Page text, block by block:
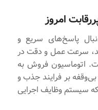
امروز
پاسخ‌های سریع و
سرعت عمل و دقت در
اتوماسیون فروش به
بر فرایند جذب و
سیستم وظایف اجرایی